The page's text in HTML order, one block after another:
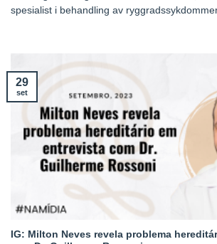
spesialist i behandling av
IG: Milton Neves revela problema
29
set